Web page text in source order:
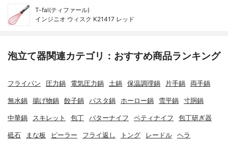
T-fal(ティファール)
インジニオ ウィスク K21417 レッド
泡立て器関連カテゴリ：おすすめ商品ランキング
フライパン 圧力鍋 電気圧力鍋 土鍋 保温調理鍋 片手鍋 両手鍋
無水鍋 揚げ物鍋 餃子鍋 パスタ鍋 ホーロー鍋 雪平鍋 寸胴鍋
中華鍋 スキレット 包丁 バターナイフ ペティナイフ 包丁研ぎ器
砥石 まな板 ピーラー フライ返し トング レードル ヘラ